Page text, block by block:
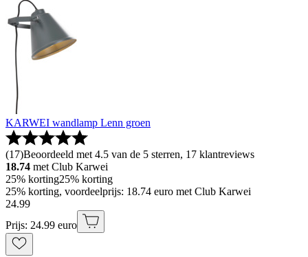
KARWEI wandlamp Lenn groen
(17)Beoordeeld met 4.5 van de 5 sterren, 17 klantreviews
18.74 met Club Karwei
25% korting25% korting
25% korting, voordeelprijs: 18.74 euro met Club Karwei
24.99
Prijs: 24.99 euro